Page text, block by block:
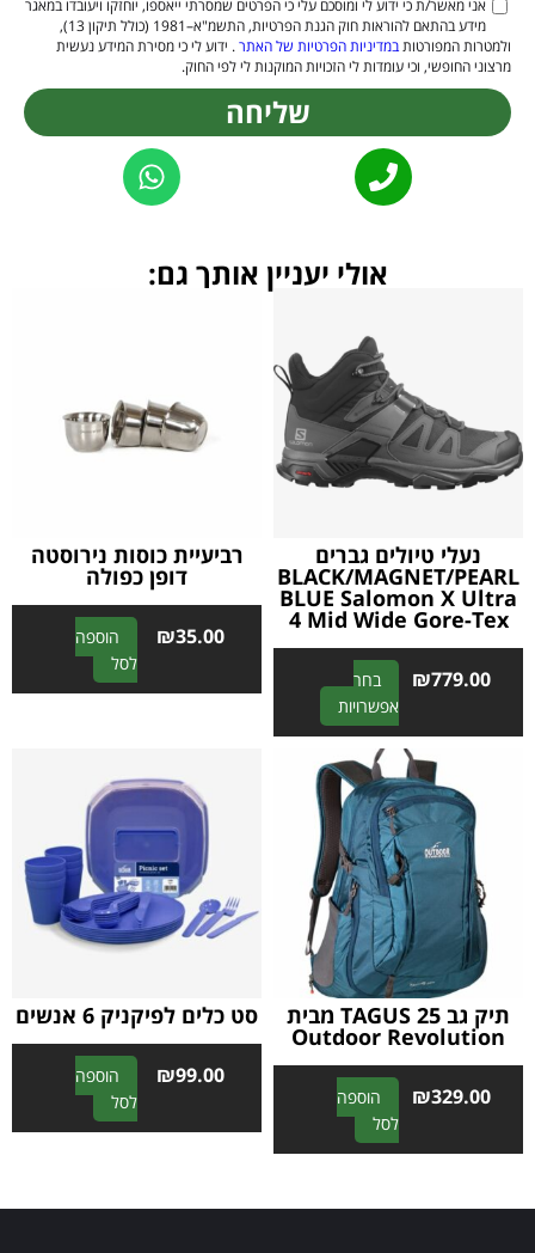
אני מאשר/ת כי ידוע לי ומוסכם עלי כי הפרטים שמסרתי ייאספו, יוחזקו ויעובדו במאגר
מידע בהתאם להוראות חוק הגנת הפרטיות, התשמ"א–1981 (כולל תיקון 13),
ולמטרות המפורטותבמדיניות הפרטיות של האתר. ידוע לי כי מסירת המידע נעשית
מרצוני החופשי, וכי עומדות לי הזכויות המוקנות לי לפי החוק.
שליחה
אולי יעניין אותך גם:
נעלי טיולים גברים
BLACK/MAGNET/PEARL
BLUE Salomon X Ultra
4 Mid Wide Gore-Tex
₪779.00
בחר
אפשרויות
l
e
r
n
a
t
i
v
e
:
רביעיית כוסות נירוסטה
דופן כפולה
₪35.00
הוספה
לסל
A
l
n
a
t
i
v
e
:
תיק גב TAGUS 25 מבית
Outdoor Revolution
₪329.00
הוספה
לסל
A
l
סט כלים לפיקניק 6 אנשים
₪99.00
הוספה
לסל
A
l
r